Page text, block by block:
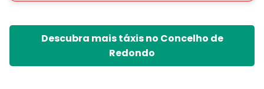
Descubra mais táxis no Concelho de
Redondo